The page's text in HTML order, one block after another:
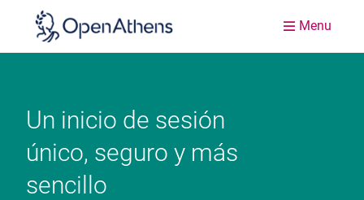
Menu
Un inicio de sesión
único, seguro y más
sencillo